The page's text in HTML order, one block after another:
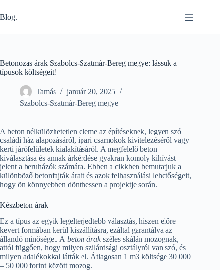
to
content
Blog.
Betonozás árak Szabolcs-Szatmár-Bereg megye: lássuk a
típusok költségeit!
Tamás
január 20, 2025
Szabolcs-Szatmár-Bereg megye
A beton nélkülözhetetlen eleme az építéseknek, legyen szó
családi ház alapozásáról, ipari csarnokok kivitelezéséről vagy
kerti járófelületek kialakításáról. A megfelelő beton
kiválasztása és annak árkérdése gyakran komoly kihívást
jelent a beruházók számára. Ebben a cikkben bemutatjuk a
különböző betonfajták árait és azok felhasználási lehetőségeit,
hogy ön könnyebben dönthessen a projektje során.
Készbeton árak
Ez a típus az egyik legelterjedtebb választás, hiszen előre
kevert formában kerül kiszállításra, ezáltal garantálva az
állandó minőséget. A beton árak széles skálán mozognak,
attól függően, hogy milyen szilárdsági osztályról van szó, és
milyen adalékokkal látták el. Átlagosan 1 m3 költsége 30 000
– 50 000 forint között mozog.